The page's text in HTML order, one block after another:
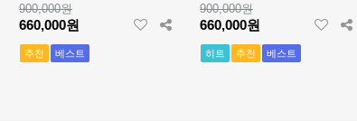
900,000원
660,000원
추천 베스트
900,000원
660,000원
히트 추천 베스트